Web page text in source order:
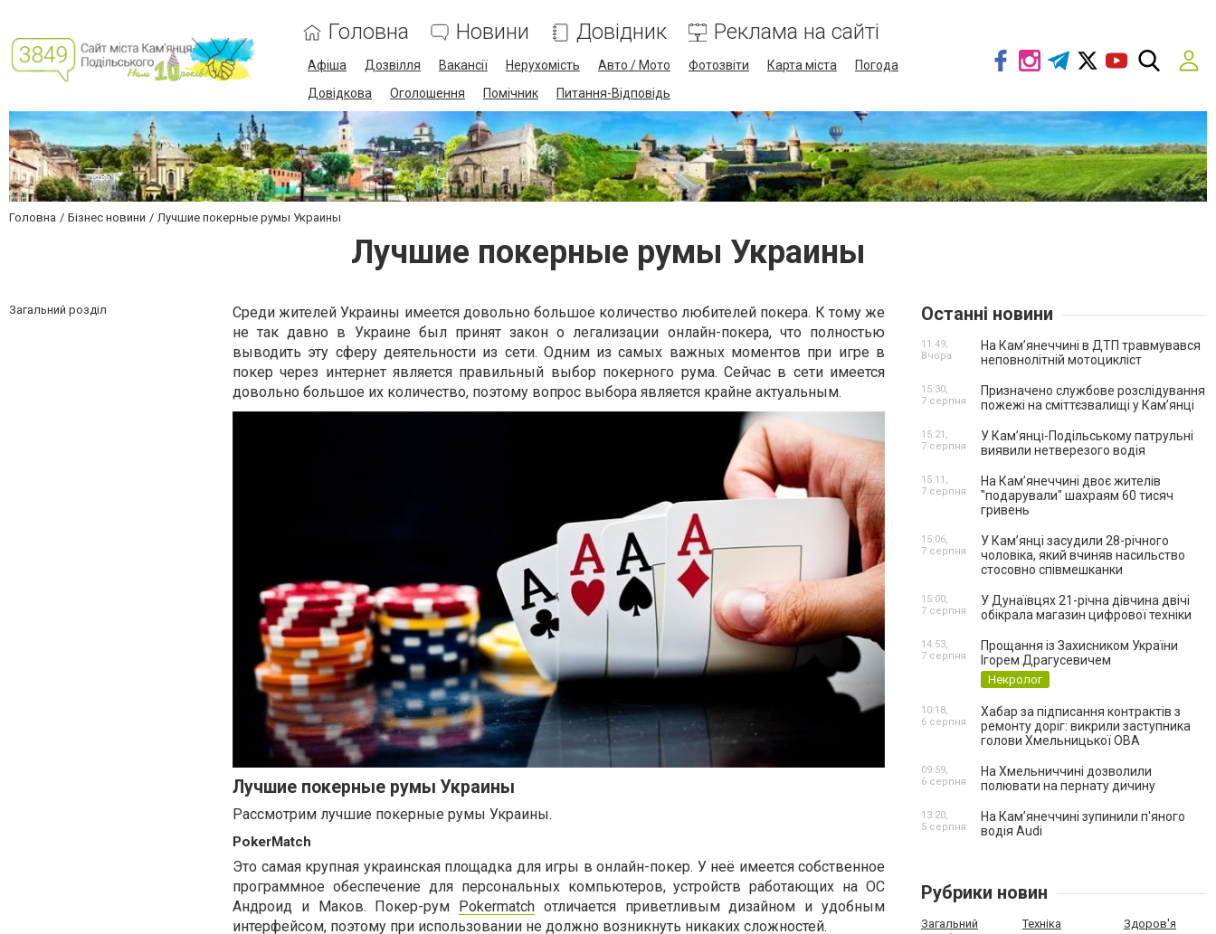
Головна Новини Довідник Реклама на сайті
Афіша Дозвілля Вакансії Нерухомість Авто / Мото Фотозвіти Карта міста
Погода
Довідкова
Оголошення Помічник Питання-Відповідь
Головна Бізнес новини Лучшие покерные румы Украины
Лучшие покерные румы Украины
Загальний розділ
Среди жителей Украины имеется довольно большое количество любителей покера. К тому же
не так давно в Украине был принят закон о легализации онлайн-покера, что полностью
выводить эту сферу деятельности из сети. Одним из самых важных моментов при игре в
покер через интернет является правильный выбор покерного рума. Сейчас в сети имеется
довольно большое их количество, поэтому вопрос выбора является крайне актуальным.
Лучшие покерные румы Украины
Рассмотрим лучшие покерные румы Украины.
PokerMatch
Это самая крупная украинская площадка для игры в онлайн-покер. У неё имеется собственное
программное обеспечение для персональных компьютеров, устройств работающих на ОС
Андроид и Маков. Покер-рум Pokermatch отличается приветливым дизайном и удобным
интерфейсом, поэтому при использовании не должно возникнуть никаких сложностей.
Останні новини
На Кам’янеччині в ДТП травмувався
неповнолітній мотоцикліст
11:49,
Вчора
Призначено службове розслідування
пожежі на сміттєзвалищі у Кам’янці
15:30,
7 серпня
У Кам’янці-Подільському патрульні
виявили нетверезого водія
15:21,
7 серпня
На Камʼянеччині двоє жителів
"подарували" шахраям 60 тисяч
гривень
15:11,
7 серпня
У Камʼянці засудили 28-річного
чоловіка, який вчиняв насильство
стосовно співмешканки
15:06,
7 серпня
У Дунаївцях 21-річна дівчина двічі
обікрала магазин цифрової техніки
15:00,
7 серпня
Прощання із Захисником України
Ігорем Драгусевичем
Некролог
14:53,
7 серпня
Хабар за підписання контрактів з
ремонту доріг: викрили заступника
голови Хмельницької ОВА
10:18,
6 серпня
На Хмельниччині дозволили
полювати на пернату дичину
09:59,
6 серпня
На Камʼянеччині зупинили п'яного
водія Audi
13:20,
5 серпня
Рубрики новин
Загальний
Техніка Здоров'я